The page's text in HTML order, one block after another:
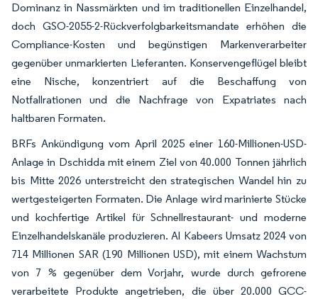
Dominanz in Nassmärkten und im traditionellen Einzelhandel,
doch GSO-2055-2-Rückverfolgbarkeitsmandate erhöhen die
Compliance-Kosten und begünstigen Markenverarbeiter
gegenüber unmarkierten Lieferanten. Konservengeflügel bleibt
eine Nische, konzentriert auf die Beschaffung von
Notfallrationen und die Nachfrage von Expatriates nach
haltbaren Formaten.
BRFs Ankündigung vom April 2025 einer 160-Millionen-USD-
Anlage in Dschidda mit einem Ziel von 40.000 Tonnen jährlich
bis Mitte 2026 unterstreicht den strategischen Wandel hin zu
wertgesteigerten Formaten. Die Anlage wird marinierte Stücke
und kochfertige Artikel für Schnellrestaurant- und moderne
Einzelhandelskanäle produzieren. Al Kabeers Umsatz 2024 von
714 Millionen SAR (190 Millionen USD), mit einem Wachstum
von 7 % gegenüber dem Vorjahr, wurde durch gefrorene
verarbeitete Produkte angetrieben, die über 20.000 GCC-